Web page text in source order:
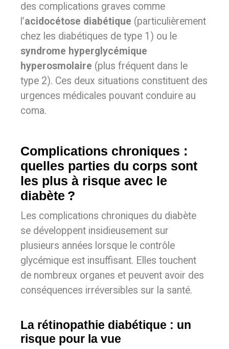
des complications graves comme
l’acidocétose diabétique (particulièrement
chez les diabétiques de type 1) ou le
syndrome hyperglycémique
hyperosmolaire (plus fréquent dans le
type 2). Ces deux situations constituent des
urgences médicales pouvant conduire au
coma.
Complications chroniques :
quelles parties du corps sont
les plus à risque avec le
diabète ?
Les complications chroniques du diabète
se développent insidieusement sur
plusieurs années lorsque le contrôle
glycémique est insuffisant. Elles touchent
de nombreux organes et peuvent avoir des
conséquences irréversibles sur la santé.
La rétinopathie diabétique : un
risque pour la vue